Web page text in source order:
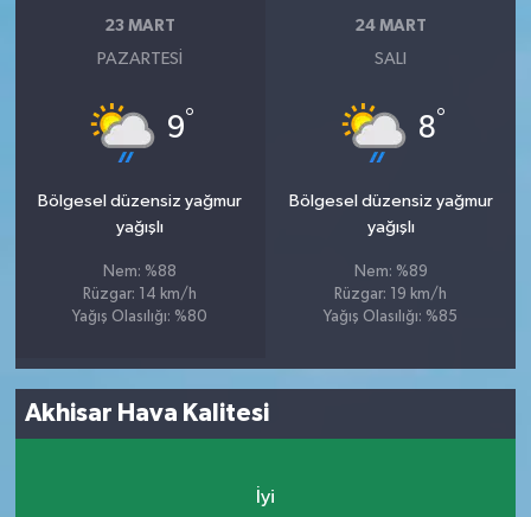
23 MART
PAZARTESI
9°
Bölgesel düzensiz yağmur
yağışlı
Nem: %88
Rüzgar: 14 km/h
Yağış Olasılığı: %80
24 MART
SALI
8°
Bölgesel düzensiz yağmur
yağışlı
Nem: %89
Rüzgar: 19 km/h
Yağış Olasılığı: %85
Akhisar Hava Kalitesi
İyi